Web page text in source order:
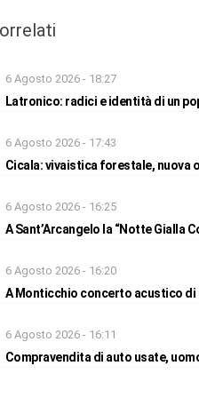
6 Agosto 2026 - 18:27
Latronico: radici e identità di un
6 Agosto 2026 - 17:43
Cicala: vivaistica forestale, nuova
6 Agosto 2026 - 16:25
A Sant’Arcangelo la “Notte Gialla
6 Agosto 2026 - 16:20
A Monticchio concerto acustico di
6 Agosto 2026 - 16:11
Compravendita di auto usate,